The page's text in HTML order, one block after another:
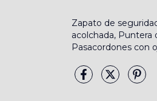
Zapato de
acolchada, Puntera
Pasacordones con